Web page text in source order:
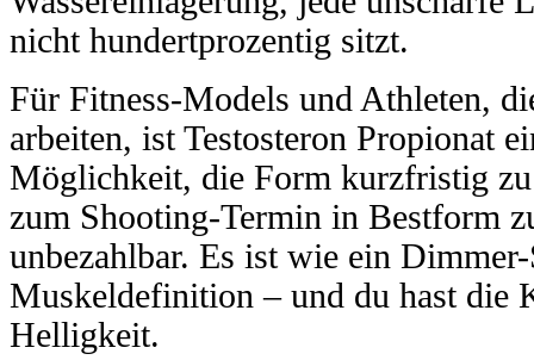
nicht hundertprozentig sitzt.
Für Fitness-Models und Athleten,
arbeiten, ist Testosteron Propionat
Möglichkeit, die Form kurzfristig
zum Shooting-Termin in Bestform
unbezahlbar. Es ist wie ein
Muskeldefinition – und du hast die
Helligkeit.